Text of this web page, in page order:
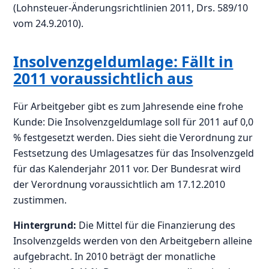
(Lohnsteuer-Änderungsrichtlinien 2011, Drs. 589/10
vom 24.9.2010).
Insolvenzgeldumlage: Fällt in
2011 voraussichtlich aus
Für Arbeitgeber gibt es zum Jahresende eine frohe
Kunde: Die Insolvenzgeldumlage soll für 2011 auf 0,0
% festgesetzt werden. Dies sieht die Verordnung zur
Festsetzung des Umlagesatzes für das Insolvenzgeld
für das Kalenderjahr 2011 vor. Der Bundesrat wird
der Verordnung voraussichtlich am 17.12.2010
zustimmen.
Hintergrund: Die Mittel für die Finanzierung des
Insolvenzgelds werden von den Arbeitgebern alleine
aufgebracht. In 2010 beträgt der monatliche